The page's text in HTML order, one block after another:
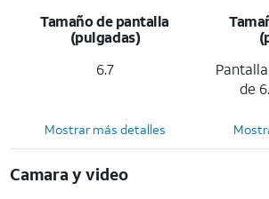
Tamaño de pantalla
(pulgadas)
6.7
de
Mostrar más detalles
Camara y video